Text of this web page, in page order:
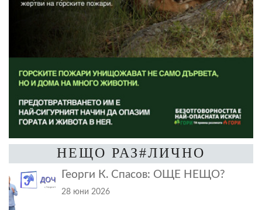
НЕЩО РАЗ#ЛИЧНО
Георги К. Спасов: ОЩЕ НЕЩО?
28 юни 2026